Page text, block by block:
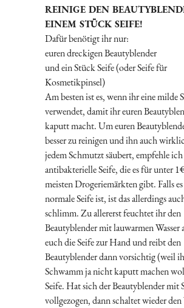
REINIGE DEN
EINEM STÜCK SEIFE!
Dafür benötigt ihr nur:
euren dreckigen Beautyblender
und ein Stück Seife (oder Seife für
Kosmetikpinsel)
Am besten ist es, wenn ihr eine milde
verwendet, damit ihr euren
kaputt macht. Um euren
besser zu reinigen und ihn auch
jedem Schmutzt säubert, empfehle
antibakterielle Seife, die es für unter
meisten Drogeriemärkten gibt. Falls
normale Seife ist, ist das allerdings
schlimm. Zu allererst feuchtet ihr den
Beautyblender mit lauwarmen
euch die Seife zur Hand und reibt den
Beautyblender dann vorsichtig (weil
Schwamm ja nicht kaputt machen
Seife. Hat sich der Beautyblender mit
vollgezogen, dann schaltet wieder den